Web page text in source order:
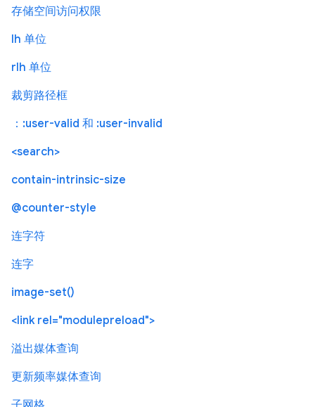
存储空间访问权限
lh 单位
rlh 单位
裁剪路径框
：:user-valid 和 :user-invalid
<search>
contain-intrinsic-size
@counter-style
连字符
连字
image-set()
<link rel="modulepreload">
溢出媒体查询
更新频率媒体查询